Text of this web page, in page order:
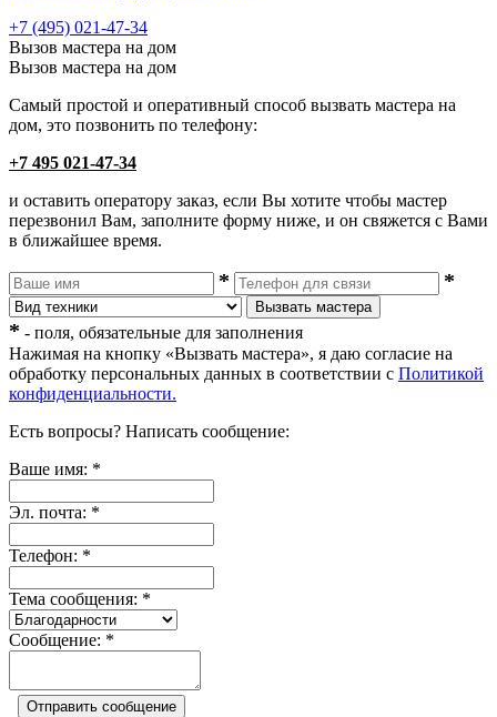
+7 (495) 021-47-34
Вызов мастера на дом
Вызов мастера на дом
Самый простой и оперативный способ вызвать мастера на
дом, это позвонить по телефону:
+7 495 021-47-34
и оставить оператору заказ, если Вы хотите чтобы мастер
перезвонил Вам, заполните форму ниже, и он свяжется с Вами
в ближайшее время.
* *
Вызвать мастера
* - поля, обязательные для заполнения
Нажимая на кнопку «Вызвать мастера», я даю согласие на
обработку персональных данных в соответствии с Политикой
конфиденциальности.
Есть вопросы? Написать сообщение:
Ваше имя: *
Эл. почта: *
Телефон: *
Тема сообщения: *
Сообщение: *